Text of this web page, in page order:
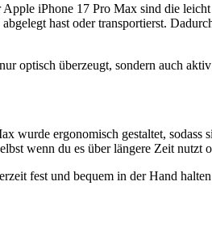
iPhone 17 Pro Max sind die
hast oder transportierst.
optisch überzeugt, sondern auch
ergonomisch gestaltet, sodass
wenn du es über längere Zeit nutzt
fest und bequem in der Hand